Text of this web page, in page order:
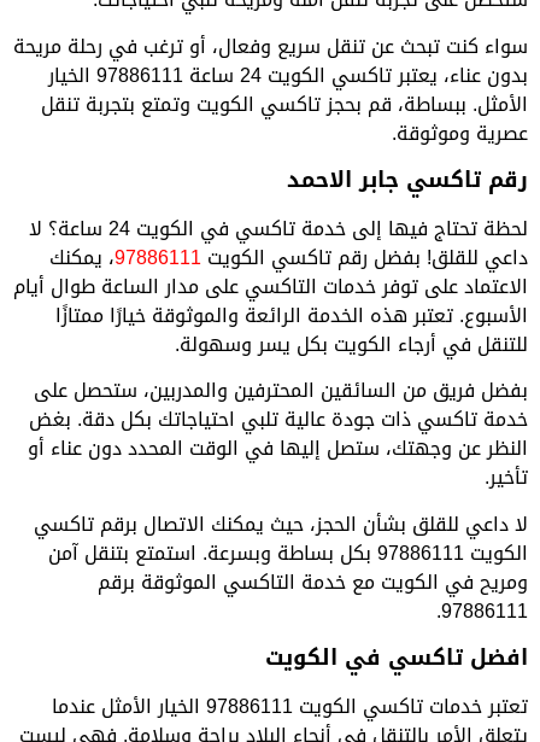
سواء كنت تبحث عن تنقل سريع وفعال، أو ترغب في رحلة مريحة
بدون عناء، يعتبر تاكسي الكويت 24 ساعة 97886111 الخيار
الأمثل. ببساطة، قم بحجز تاكسي الكويت وتمتع بتجربة تنقل
عصرية وموثوقة.
رقم تاكسي جابر الاحمد
لحظة تحتاج فيها إلى خدمة تاكسي في الكويت 24 ساعة؟ لا
داعي للقلق! بفضل رقم تاكسي الكويت97886111، يمكنك
الاعتماد على توفر خدمات التاكسي على مدار الساعة طوال أيام
الأسبوع. تعتبر هذه الخدمة الرائعة والموثوقة خيارًا ممتازًا
للتنقل في أرجاء الكويت بكل يسر وسهولة.
بفضل فريق من السائقين المحترفين والمدربين، ستحصل على
خدمة تاكسي ذات جودة عالية تلبي احتياجاتك بكل دقة. بغض
النظر عن وجهتك، ستصل إليها في الوقت المحدد دون عناء أو
تأخير.
لا داعي للقلق بشأن الحجز، حيث يمكنك الاتصال برقم تاكسي
الكويت 97886111 بكل بساطة وبسرعة. استمتع بتنقل آمن
ومريح في الكويت مع خدمة التاكسي الموثوقة برقم
97886111.
افضل تاكسي في الكويت
تعتبر خدمات تاكسي الكويت 97886111 الخيار الأمثل عندما